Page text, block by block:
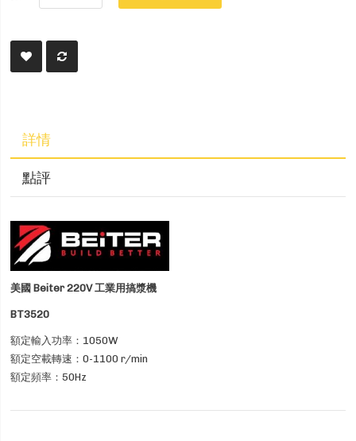
詳情
點評
美國 Beiter 220V 工業用搞漿機
BT3520
額定輸入功率：1050W
額定空載轉速：0-1100 r/min
額定頻率：50Hz